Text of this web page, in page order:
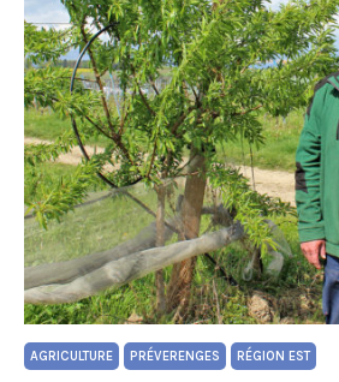
AGRICULTURE PRÉVERENGES RÉGION EST